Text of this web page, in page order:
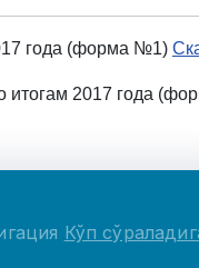
года (форма №1)
итогам 2017 года
Кўп